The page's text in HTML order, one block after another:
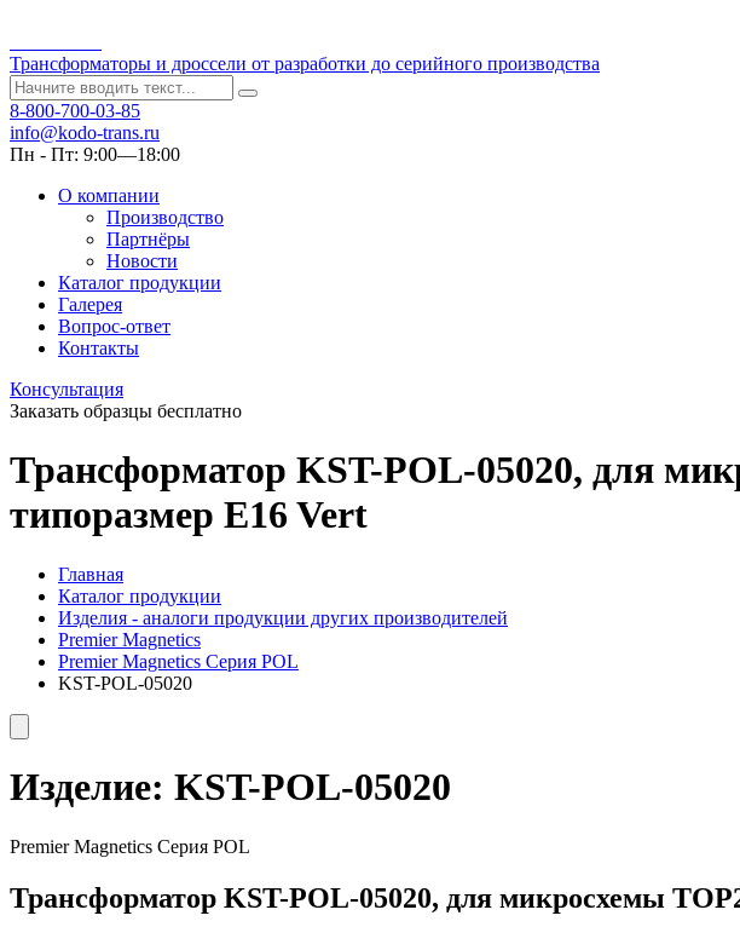
Трансформаторы и дроссели от разработки до серийного производства
8-800-700-03-85
info@kodo-trans.ru
Пн - Пт: 9:00—18:00
О компании
Производство
Партнёры
Новости
Каталог продукции
Галерея
Вопрос-ответ
Контакты
Консультация
Заказать образцы бесплатно
Трансформатор KST-POL-05020, для
типоразмер E16 Vert
Главная
Каталог продукции
Изделия - аналоги продукции других производителей
Premier Magnetics
Premier Magnetics Серия POL
KST-POL-05020
Изделие: KST-POL-05020
Premier Magnetics Серия POL
Трансформатор KST-POL-05020, для микросхемы